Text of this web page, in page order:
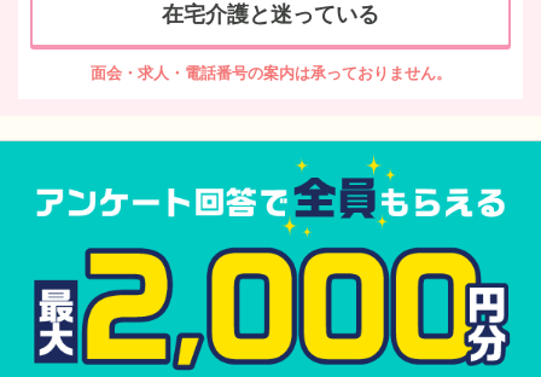
在宅介護と迷っている
面会・求人・電話番号の案内は承っておりません。